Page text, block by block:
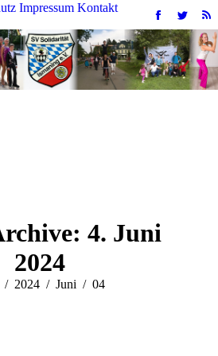
Impressum Kontakt
Facebook
page
opens
in
new
Twitter
page
opens
in
new
in
4. Juni
2024
sich hier:
2024 Juni 04